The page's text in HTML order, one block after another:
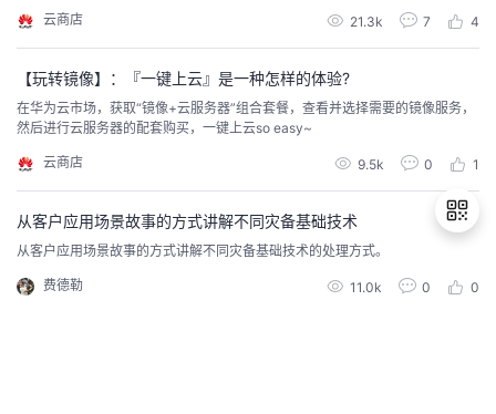
我
博
客
的
论
坛
我
的
圈
子
我
的
直
我
的
我
云商店 21.3k 7 4
【玩转镜像】：『一键上云』是一种怎样的体验?
在华为云市场，获取“镜像+云服务器”组合套餐，查看并选择需要的镜像服务，
然后进行云服务器的配套购买，一键上云so easy~
云商店 9.5k 0 1
从客户应用场景故事的方式讲解不同灾备基础技术
从客户应用场景故事的方式讲解不同灾备基础技术的处理方式。
费德勒 11.0k 0 0